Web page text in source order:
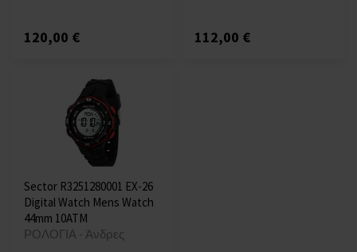
120,00 € 112,00 €
Sector R3251280001 EX-26
Digital Watch Mens Watch
44mm 10ATM
ΡΟΛΟΓΙΑ - Άνδρες